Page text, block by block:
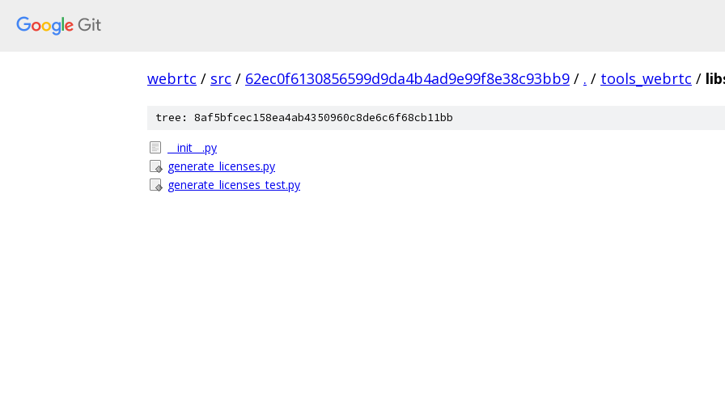
webrtc / src / 62ec0f6130856599d9da4b4ad9e99f8e38c93bb9 / . / tools_webrtc /
tree: 8af5bfcec158ea4ab4350960c8de6c6f68cb11bb
__init__.py
generate_licenses.py
generate_licenses_test.py